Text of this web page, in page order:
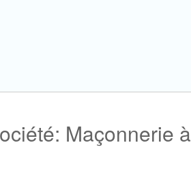
Maçonnerie à